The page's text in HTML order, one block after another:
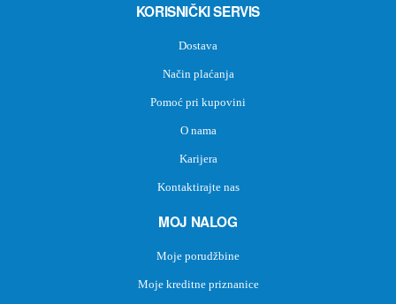
KORISNIČKI SERVIS
Dostava
Način plaćanja
Pomoć pri kupovini
O nama
Karijera
Kontaktirajte nas
MOJ NALOG
Moje porudžbine
Moje kreditne priznanice